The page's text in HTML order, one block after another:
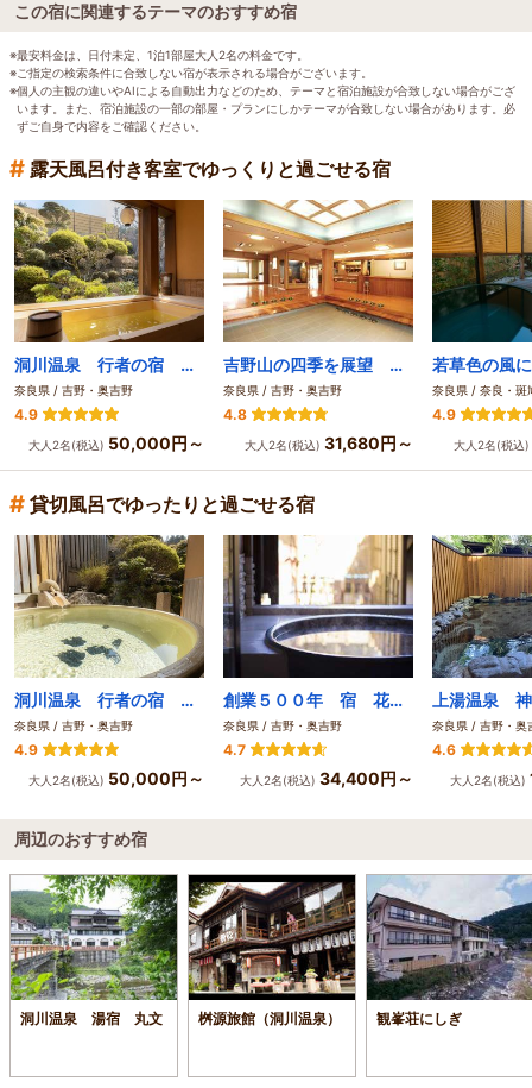
この宿に関連するテーマのおすすめ宿
※最安料金は、日付未定、1泊1部屋大人2名の料金です。
※ご指定の検索条件に合致しない宿が表示される場合がございます。
※個人の主観の違いやAIによる自動出力などのため、テーマと宿泊施設が合致しない場合がござ
います。また、宿泊施設の一部の部屋・プランにしかテーマが合致しない場合があります。必
ずご自身で内容をご確認ください。
# 露天風呂付き客室でゆっくりと過ごせる宿
洞川温泉 行者の宿 角甚（Kadojin）
奈良県 / 吉野・奥吉野
4.9
大人2名(税込) 50,000円～
吉野山の四季を展望 料理自慢の宿 吉野荘 湯川屋
奈良県 / 吉野・奥吉野
4.8
大人2名(税込) 31,680円～
奈良県 / 奈良・斑
4.9
大人2名(税込)
# 貸切風呂でゆったりと過ごせる宿
洞川温泉 行者の宿 角甚（Kadojin）
奈良県 / 吉野・奥吉野
4.9
大人2名(税込) 50,000円～
創業５００年 宿 花屋徳兵衛（洞川温泉）
奈良県 / 吉野・奥吉野
4.7
大人2名(税込) 34,400円～
上湯温泉
奈良県 / 吉野・奥
4.6
大人2名(税込)
周辺のおすすめ宿
洞川温泉 湯宿 丸文 桝源旅館（洞川温泉） 観峯荘にしぎ